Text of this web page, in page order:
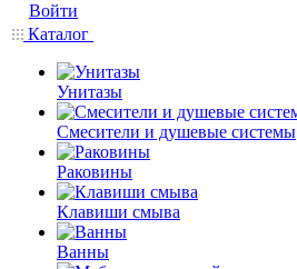
Войти
Каталог
Унитазы
Смесители и душевые системы
Раковины
Клавиши смыва
Ванны